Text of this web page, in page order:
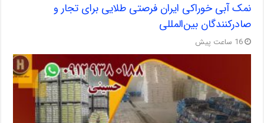
نمک آبی خوراکی ایران فرصتی طلایی برای تجار و
صادرکنندگان بین‌المللی
16 ساعت پیش